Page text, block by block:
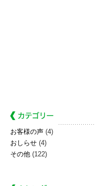
お客様の声 (4)
おしらせ (4)
その他 (122)